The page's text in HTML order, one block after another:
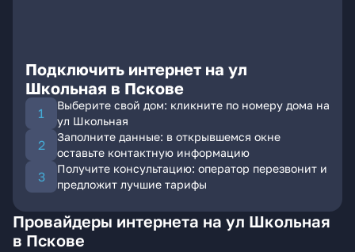
Подключить интернет на ул
Школьная в Пскове
Выберите свой дом: кликните по номеру дома на
ул Школьная
Заполните данные: в открывшемся окне
оставьте контактную информацию
Получите консультацию: оператор перезвонит и
предложит лучшие тарифы
Провайдеры интернета на ул Школьная
в Пскове